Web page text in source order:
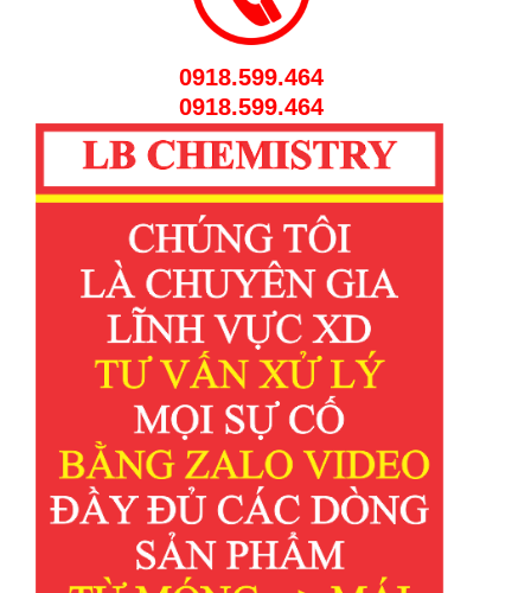
0918.599.464
0918.599.464